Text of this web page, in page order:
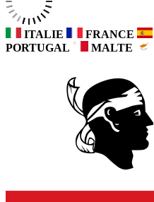
ITALIE FRANCE
PORTUGAL
MALTE